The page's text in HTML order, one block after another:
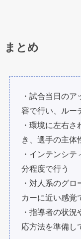
まとめ
・試合当日の
容で行い、ルー
・環境に左右
き、選手の主体
・インテンシ
分程度で行う
・対人系のグ
カーに近い感覚
・指導者の状
応方法を準備し